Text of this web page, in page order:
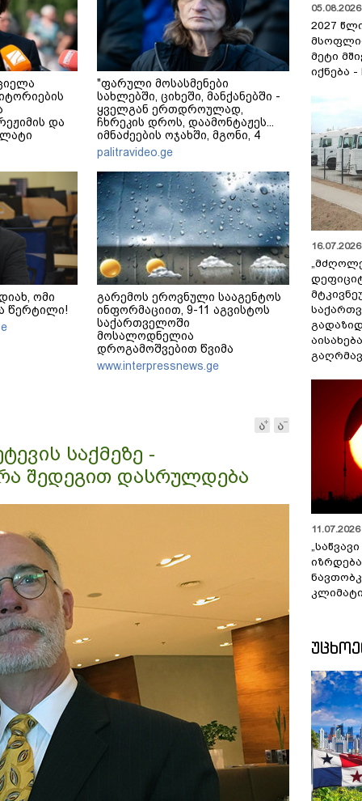
და
"ფარული მოსასმენები
სახლებში, ციხეში, მანქანებში -
ყველგან ერთდროულად,
ჩხრეკის დროს, დაამონტაჟეს...
იმნაძეების ოჯახში, მგონი, 4
მოსასმენი იყო..." - ეკა კუპატაძე
palitravideo.ge
ომი
წერტილი!
გარემოს ეროვნული სააგენტოს
ინფორმაციით, 9-11 აგვისტოს
საქართველოში
მოსალოდნელია
დროგამოშვებით წვიმა
www.interpressnews.ge
საქმეზე -
შედეგით დასრულდება
2027
მეტი
იქნება -
იზრდება